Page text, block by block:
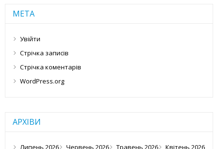
МЕТА
Увійти
Стрічка записів
Стрічка коментарів
WordPress.org
АРХІВИ
Липень 2026 Червень 2026 Травень 2026 Квітень 2026